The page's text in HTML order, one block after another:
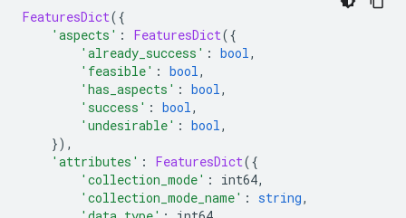
FeaturesDict({
'aspects' : FeaturesDict({
'already_success' : bool,
'feasible' : bool,
'has_aspects' : bool,
'success' : bool,
'undesirable' : bool,
}),
'attributes' : FeaturesDict({
'collection_mode' : int64,
'collection_mode_name' : string,